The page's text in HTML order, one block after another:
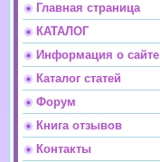
Главная страница
КАТАЛОГ
Информация о сайте
Каталог статей
Форум
Книга отзывов
Контакты